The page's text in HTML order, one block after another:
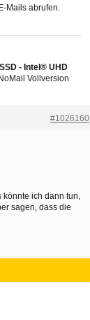
Mails abrufen.
- Intel® UHD
Vollversion
#1026160
ich dann tun,
sagen, dass die